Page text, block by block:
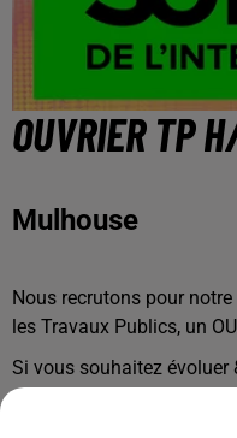
OUVRIER TP
Mulhouse
Nous recrutons pour
les Travaux Publics, un
Si vous souhaitez évoluer
une équipe agréable où la
mise, alors cette offre